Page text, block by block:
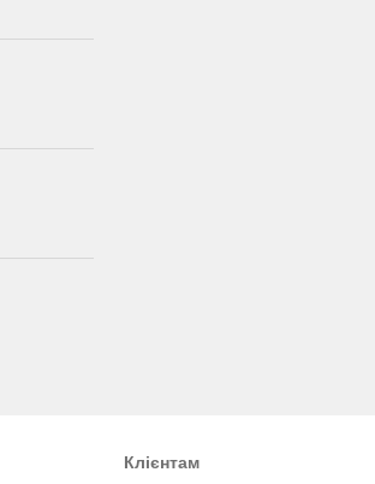
Клієнтам